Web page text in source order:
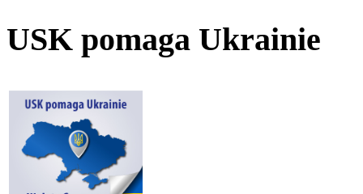
USK pomaga Ukrainie